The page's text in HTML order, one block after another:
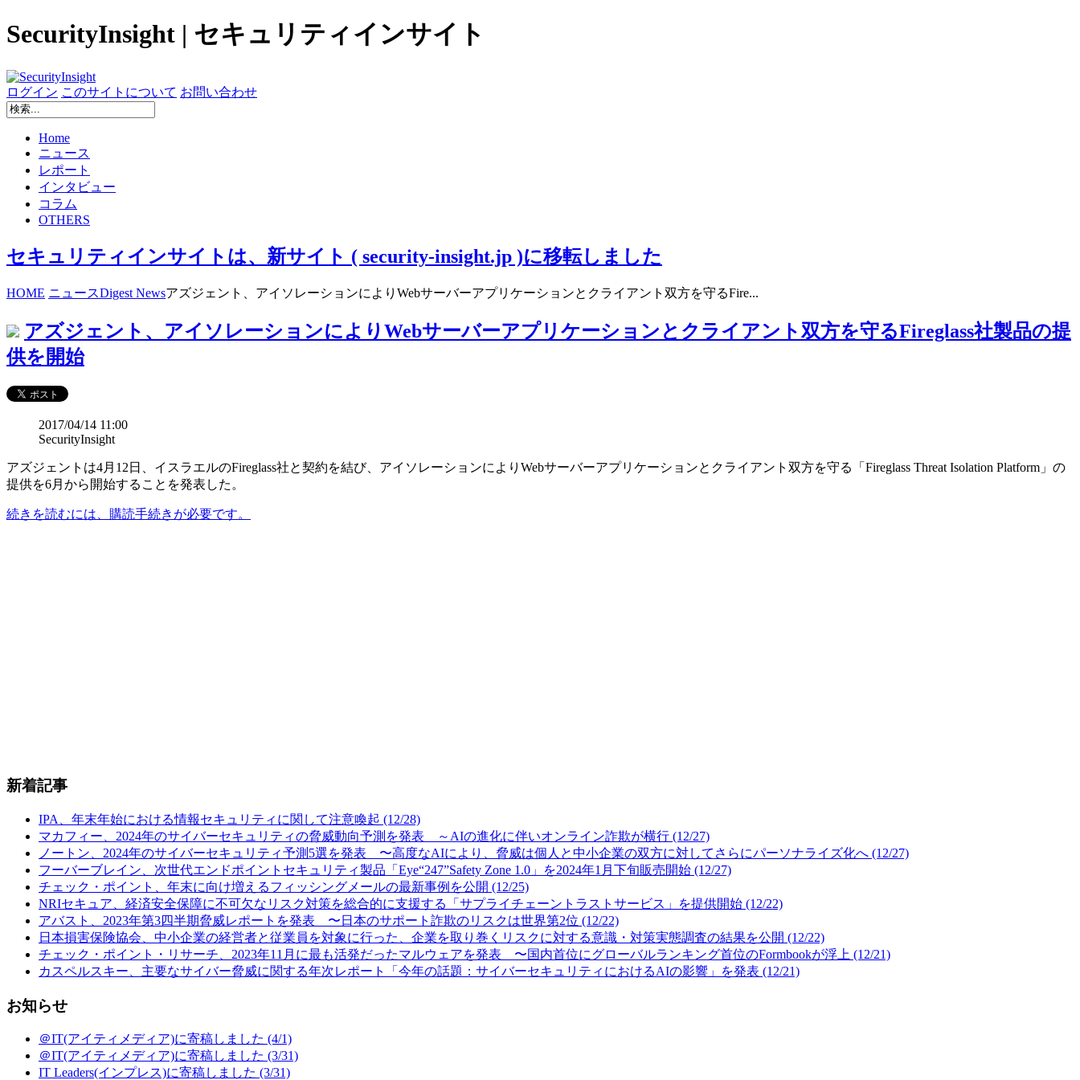
SecurityInsight | セキュリティインサイト
ログイン このサイトについて お問い合わせ
Home
ニュース
レポート
インタビュー
コラム
OTHERS
セキュリティインサイトは、新サイト ( security-insight.jp )に移転しました
HOME ニュースDigest Newsアズジェント、アイソレーションによりWebサーバーアプリケーションとクライアント双方を守るFire...
アズジェント、アイソレーションによりWebサーバーアプリケーションとクライアント双方を守るFireglass社製品の提
供を開始
2017/04/14 11:00
SecurityInsight
アズジェントは4月12日、イスラエルのFireglass社と契約を結び、アイソレーションによりWebサーバーアプリケーションとクライアント双方を守る「Fireglass Threat Isolation Platform」の
提供を6月から開始することを発表した。
続きを読むには、購読手続きが必要です。
新着記事
IPA、年末年始における情報セキュリティに関して注意喚起 (12/28)
マカフィー、2024年のサイバーセキュリティの脅威動向予測を発表 ～AIの進化に伴いオンライン詐欺が横行 (12/27)
ノートン、2024年のサイバーセキュリティ予測5選を発表 〜高度なAIにより、脅威は個人と中小企業の双方に対してさらにパーソナライズ化へ (12/27)
フーバーブレイン、次世代エンドポイントセキュリティ製品「Eye“247”Safety Zone 1.0」を2024年1月下旬販売開始 (12/27)
チェック・ポイント、年末に向け増えるフィッシングメールの最新事例を公開 (12/25)
NRIセキュア、経済安全保障に不可欠なリスク対策を総合的に支援する「サプライチェーントラストサービス」を提供開始 (12/22)
アバスト、2023年第3四半期脅威レポートを発表 〜日本のサポート詐欺のリスクは世界第2位 (12/22)
日本損害保険協会、中小企業の経営者と従業員を対象に行った、企業を取り巻くリスクに対する意識・対策実態調査の結果を公開 (12/22)
チェック・ポイント・リサーチ、2023年11月に最も活発だったマルウェアを発表 〜国内首位にグローバルランキング首位のFormbookが浮上 (12/21)
カスペルスキー、主要なサイバー脅威に関する年次レポート「今年の話題：サイバーセキュリティにおけるAIの影響」を発表 (12/21)
お知らせ
＠IT(アイティメディア)に寄稿しました (4/1)
＠IT(アイティメディア)に寄稿しました (3/31)
IT Leaders(インプレス)に寄稿しました (3/31)